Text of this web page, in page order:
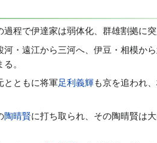
過程で伊達家は弱体化、群雄割拠に突
・遠江から三河へ、伊豆・相模か
。
とともに将軍足利義輝も京を追われ
陶晴賢に打ち取られ、その陶晴賢は